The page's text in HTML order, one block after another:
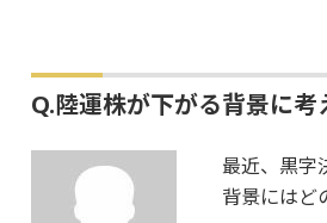
Q.陸運株が下がる背景に考
最近、黒字
背景にはど